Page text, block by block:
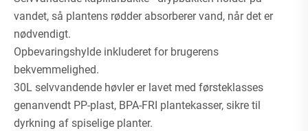
vandet, så plantens rødder absorberer vand, når det er
nødvendigt.
Opbevaringshylde inkluderet for brugerens
bekvemmelighed.
30L selvvandende høvler er lavet med førsteklasses
genanvendt PP-plast, BPA-FRI plantekasser, sikre til
dyrkning af spiselige planter.